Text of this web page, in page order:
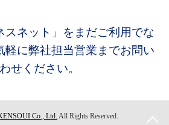
スネット」をまだご利用でな
軽に弊社担当営業までお問い
せください。
Co., Ltd. All Rights Reserved.